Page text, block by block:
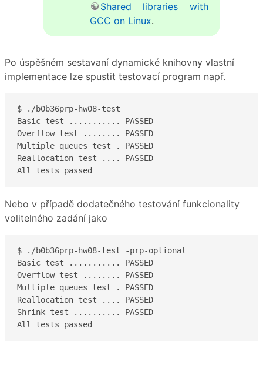
Shared libraries with
GCC on Linux.
Po úspěšném sestavaní dynamické knihovny vlastní
implementace lze spustit testovací program např.
$ ./b0b36prp-hw08-test
Basic test ........... PASSED
Overflow test ........ PASSED
Multiple queues test . PASSED
Reallocation test .... PASSED
Nebo v případě dodatečného testování funkcionality
volitelného zadání jako
$ ./b0b36prp-hw08-test -prp-optional
Basic test ........... PASSED
Overflow test ........ PASSED
Multiple queues test . PASSED
Reallocation test .... PASSED
Shrink test .......... PASSED
All tests passed